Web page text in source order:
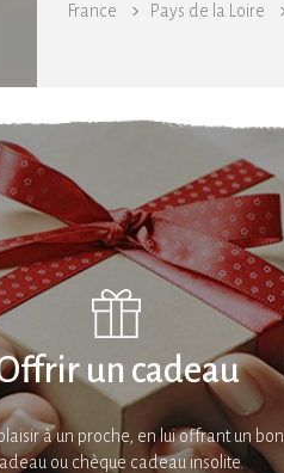
France Pays de la Loire
un cadeau
à un proche, en lui offrant un bon
ou chèque cadeau insolite.